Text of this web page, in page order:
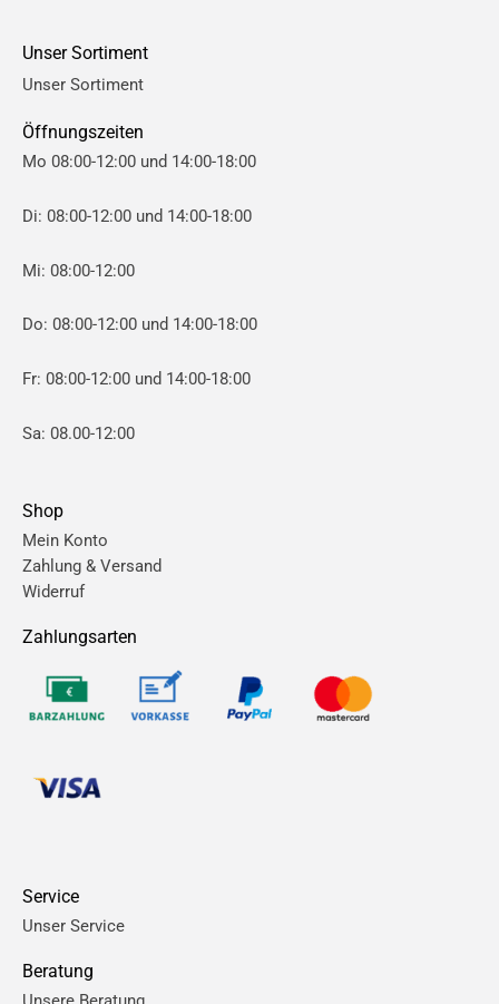
Unser Sortiment
Unser Sortiment
Öffnungszeiten
Mo 08:00-12:00 und 14:00-18:00
Di: 08:00-12:00 und 14:00-18:00
Mi: 08:00-12:00
Do: 08:00-12:00 und 14:00-18:00
Fr: 08:00-12:00 und 14:00-18:00
Sa: 08.00-12:00
Shop
Mein Konto
Zahlung & Versand
Widerruf
Zahlungsarten
Service
Unser Service
Beratung